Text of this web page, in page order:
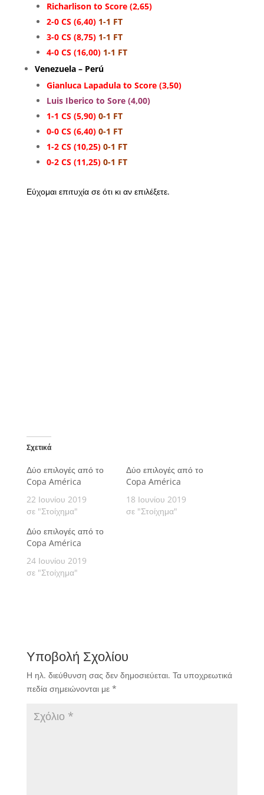
Richarlison to Score (2,65)
2-0 CS (6,40)1-1 FT
3-0 CS (8,75)1-1 FT
4-0 CS (16,00)1-1 FT
Venezuela – Perú
Gianluca Lapadula to Score (3,50)
Luis Iberico to Sore (4,00)
1-1 CS (5,90)0-1 FT
0-0 CS (6,40)0-1 FT
1-2 CS (10,25)0-1 FT
0-2 CS (11,25)0-1 FT
Εύχομαι επιτυχία σε ότι κι αν επιλέξετε.
Σχετικά
Δύο επιλογές από το
Copa América
22 Ιουνίου 2019
σε "Στοίχημα"
Δύο επιλογές από το
Copa América
18 Ιουνίου 2019
σε "Στοίχημα"
Δύο επιλογές από το
Copa América
24 Ιουνίου 2019
σε "Στοίχημα"
Υποβολή Σχολίου
Η ηλ. διεύθυνση σας δεν δημοσιεύεται. Τα υποχρεωτικά
πεδία σημειώνονται με *